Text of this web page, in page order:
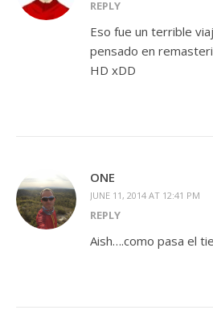
REPLY
Eso fue un terrible
pensado en
HD xDD
ONE
JUNE 11, 2014 AT 12:41 PM
REPLY
Aish….como pasa el